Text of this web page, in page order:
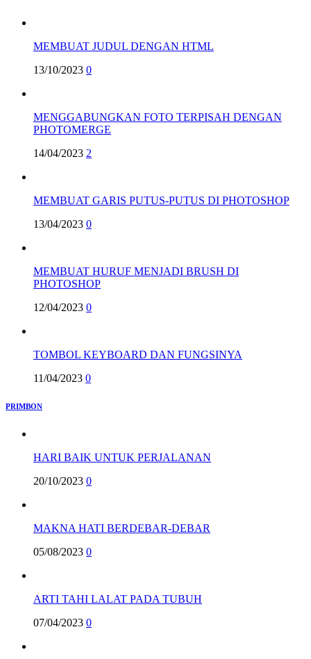
MEMBUAT JUDUL DENGAN HTML
13/10/2023 0
MENGGABUNGKAN FOTO TERPISAH DENGAN
PHOTOMERGE
14/04/2023 2
MEMBUAT GARIS PUTUS-PUTUS DI PHOTOSHOP
13/04/2023 0
MEMBUAT HURUF MENJADI BRUSH DI
PHOTOSHOP
12/04/2023 0
TOMBOL KEYBOARD DAN FUNGSINYA
11/04/2023 0
PRIMBON
HARI BAIK UNTUK PERJALANAN
20/10/2023 0
MAKNA HATI BERDEBAR-DEBAR
05/08/2023 0
ARTI TAHI LALAT PADA TUBUH
07/04/2023 0